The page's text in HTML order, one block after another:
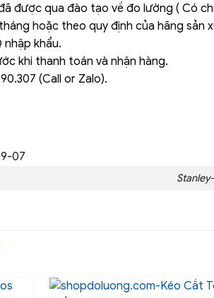
được qua đào tạo về đo lường ( Có
hoặc theo quy định của hãng sản
khẩu.
khi thanh toán và nhận hàng.
(Call or Zalo).